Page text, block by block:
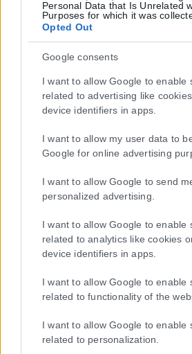
Personal Data that Is Unrelated
Purposes for which it was
Opted Out
Google consents
I want to allow Google to enable
related to advertising like
device identifiers in apps.
I want to allow my user data to
Google for online advertising
I want to allow Google to send
personalized advertising.
I want to allow Google to enable
related to analytics like cookies
device identifiers in apps.
I want to allow Google to enable
related to functionality of the
I want to allow Google to enable
related to personalization.